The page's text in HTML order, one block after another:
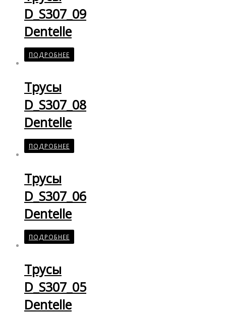
D_S307_09
Dentelle
ПОДРОБНЕЕ
Трусы
D_S307_08
Dentelle
ПОДРОБНЕЕ
Трусы
D_S307_06
Dentelle
ПОДРОБНЕЕ
Трусы
D_S307_05
Dentelle